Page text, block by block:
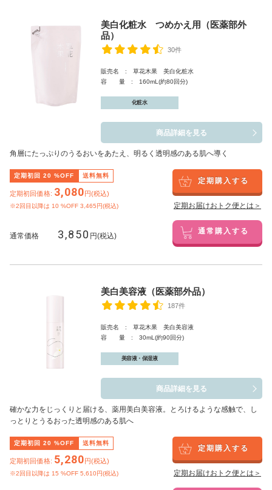
美白化粧水 つめかえ用（医薬部外
品）
30件
販売名 : 草花木果 美白化粧水
容 量 : 160mL(約80回分)
化粧水
商品詳細を見る
角層にたっぷりのうるおいをあたえ、明るく透明感のある肌へ導く
定期初回 20 %OFF 送料無料
定期初回価格: 3,080円(税込)
※2回目以降は 10 %OFF 3,465円(税込)
定期購入する
定期お届けおトク便とは＞
通常価格 3,850 円(税込) 通常購入する
美白美容液（医薬部外品）
187件
販売名 : 草花木果 美白美容液
容 量 : 30mL(約90回分)
美容液・保湿液
商品詳細を見る
確かな力をじっくりと届ける、薬用美白美容液。とろけるような感触で、し
っとりとうるおった透明感のある肌へ
定期初回 20 %OFF 送料無料
定期初回価格: 5,280円(税込)
※2回目以降は 15 %OFF 5,610円(税込)
定期購入する
定期お届けおトク便とは＞